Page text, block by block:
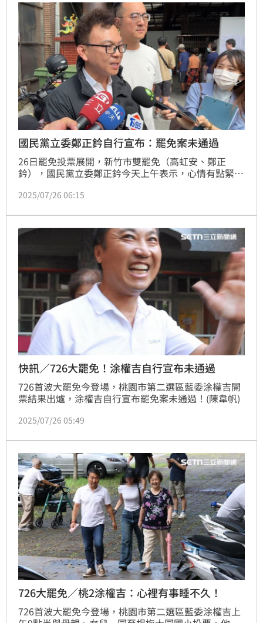
國民黨立委鄭正鈐自行宣布：罷免案未通過
26日罷免投票展開，新竹市雙罷免（高虹安、鄭正
鈐），國民黨立委鄭正鈐今天上午表示，心情有點緊
道自己做了哪些事。投票於今天下午4點結束，根據計
竹市立委鄭正鈐自行宣布「罷免未通過」，詳細票數仍
以中選會公布為主。
2025/07/26 06:15
快訊／726大罷免！涂權吉自行宣布未通過
726首波大罷免今登場，桃園市第二選區藍委涂權吉開
票結果出爐，涂權吉自行宣布罷免案未通過！(陳韋帆)
2025/07/26 05:49
726大罷免／桃2涂權吉：心裡有事睡不久！
726首波大罷免今登場，桃園市第二選區藍委涂權吉上